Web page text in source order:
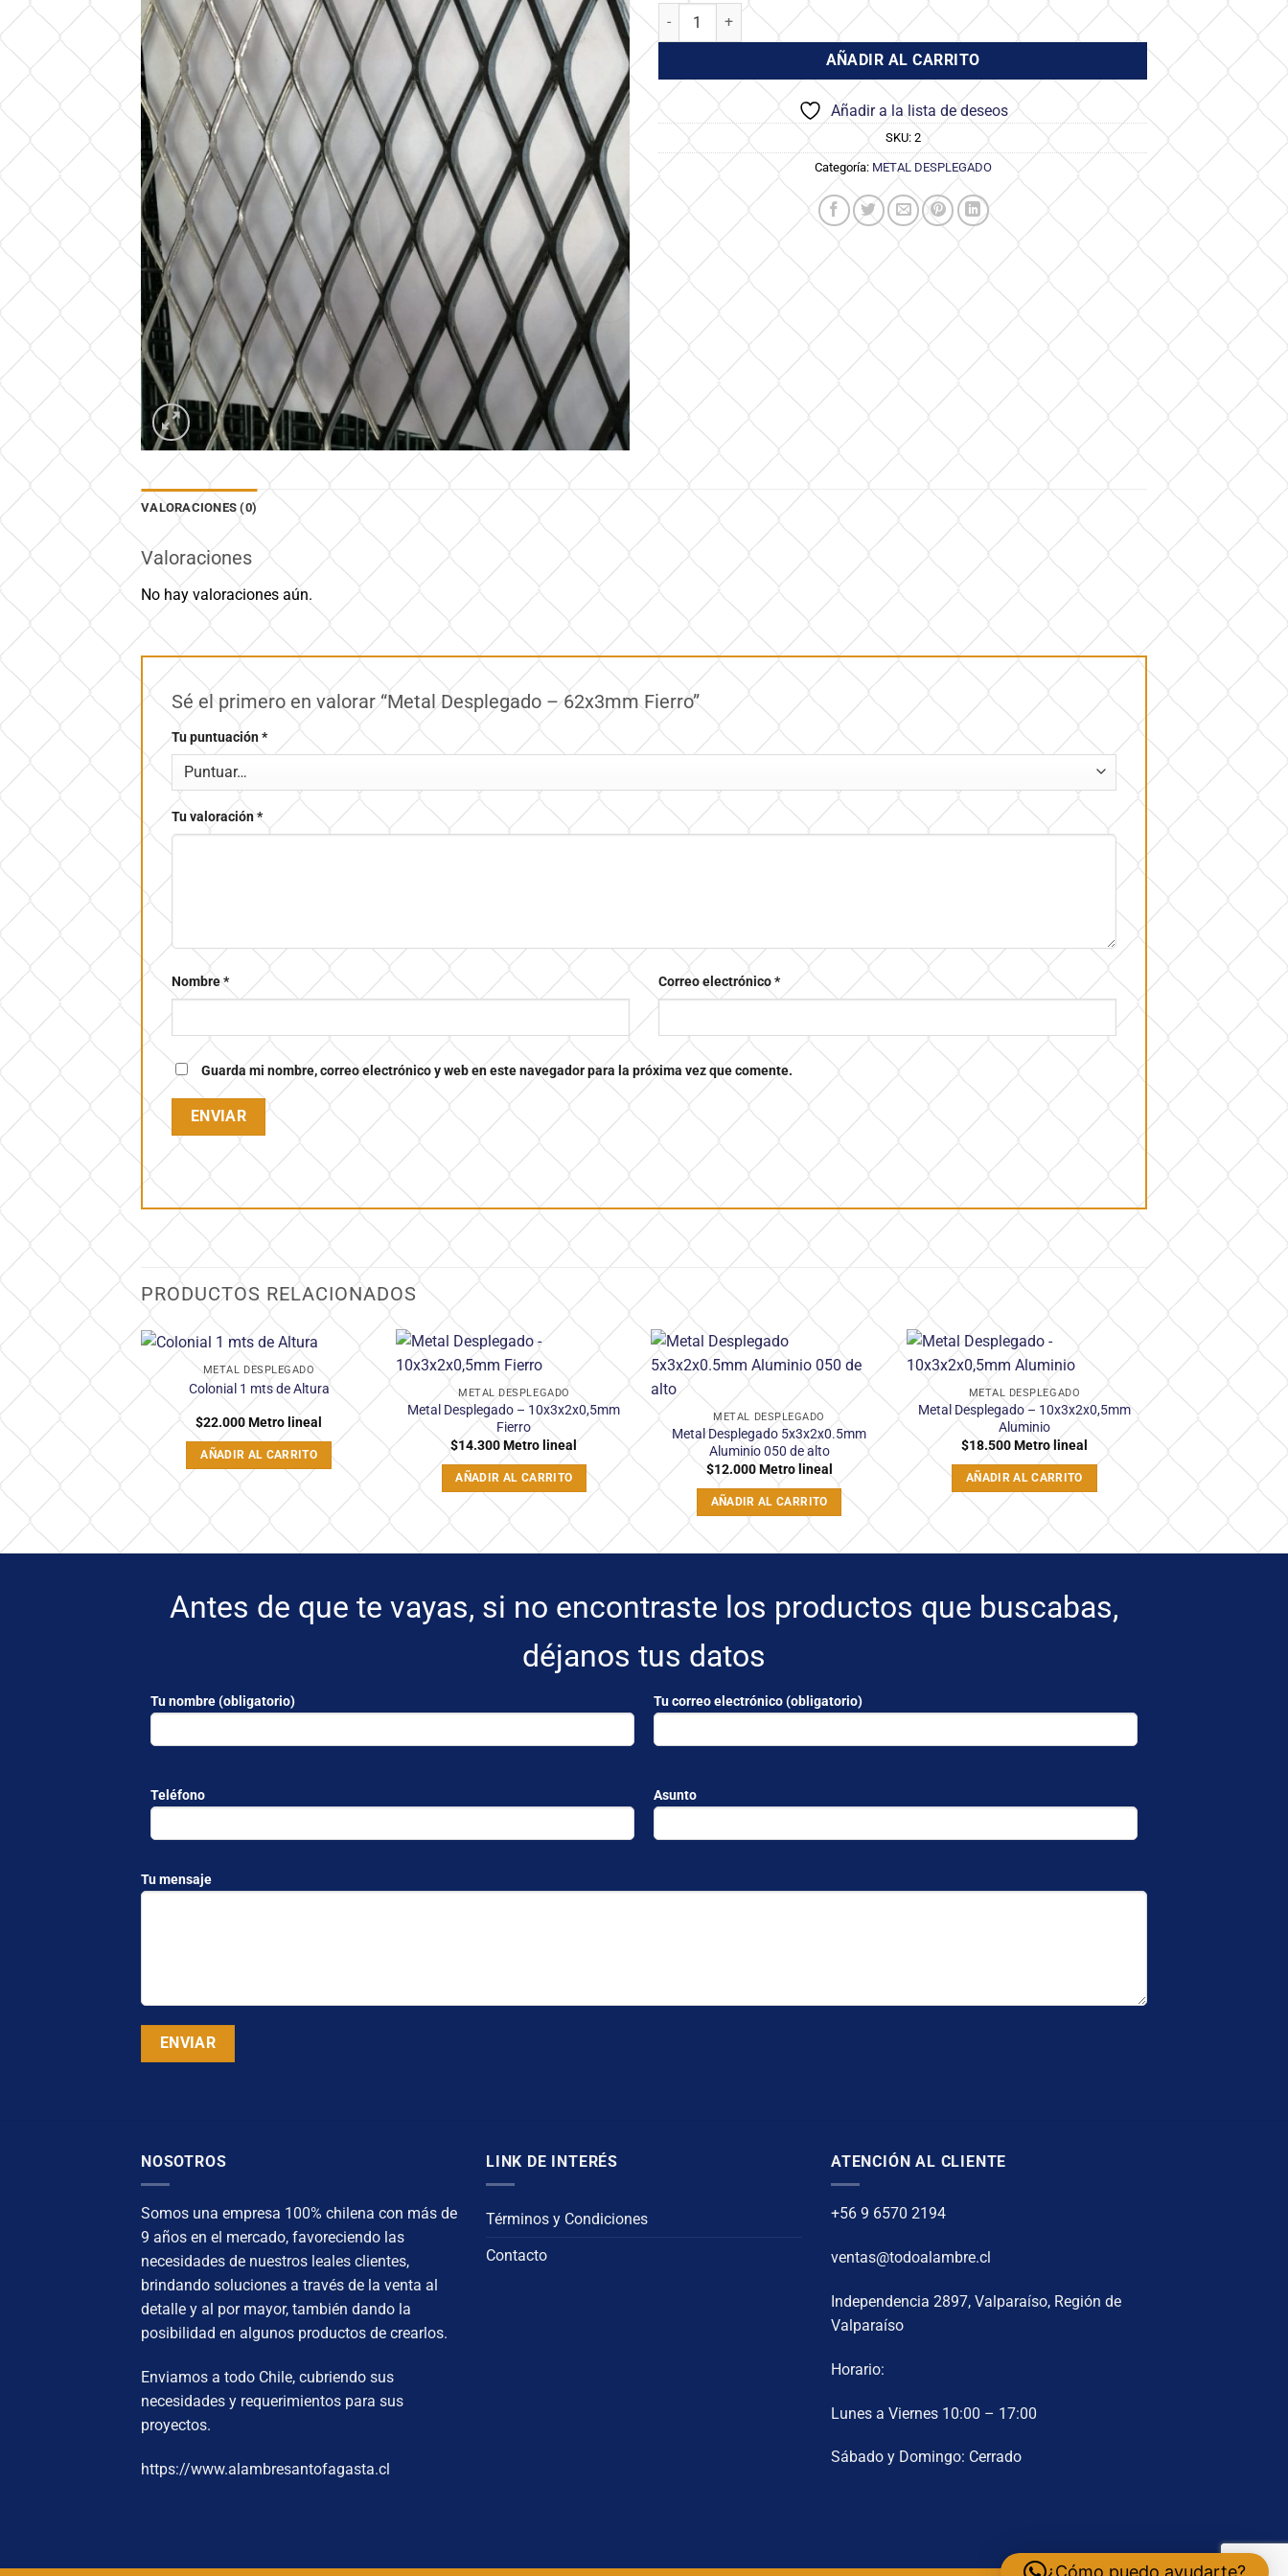
Metal Desplegado - 62x3mm Fierro cantidad
AÑADIR AL CARRITO
Añadir a la lista de deseos
SKU: 2
Categoría: METAL DESPLEGADO
VALORACIONES (0)
Valoraciones
No hay valoraciones aún.
Sé el primero en valorar “Metal Desplegado – 62x3mm Fierro”
Tu puntuación*
Tu valoración*
Nombre* Correo electrónico*
Guarda mi nombre, correo electrónico y web en este navegador para la próxima vez que comente.
PRODUCTOS RELACIONADOS
Añadir
a la
lista
deseos
METAL DESPLEGADO
Colonial 1 mts de Altura
$22.000Metro lineal
AÑADIR AL CARRITO
lista
de
deseos
METAL DESPLEGADO
Metal Desplegado – 10x3x2x0,5mm
Fierro
$14.300Metro lineal
AÑADIR AL CARRITO
Añadir
a la
lista
deseos
METAL DESPLEGADO
Metal Desplegado 5x3x2x0.5mm
Aluminio 050 de alto
$12.000Metro lineal
AÑADIR AL CARRITO
Añadir
a la
lista
deseos
METAL DESPLEGADO
Metal Desplegado – 10x3x2x0,5mm
Aluminio
$18.500Metro lineal
AÑADIR AL CARRITO
Antes de que te vayas, si no encontraste los productos que buscabas,
déjanos tus datos
Tu nombre (obligatorio) Tu correo electrónico (obligatorio)
Teléfono Asunto
Tu mensaje
NOSOTROS
Somos una empresa 100% chilena con más de
9 años en el mercado, favoreciendo las
necesidades de nuestros leales clientes,
brindando soluciones a través de la venta al
detalle y al por mayor, también dando la
posibilidad en algunos productos de crearlos.
Enviamos a todo Chile, cubriendo sus
necesidades y requerimientos para sus
proyectos.
https://www.alambresantofagasta.cl
LINK DE INTERÉS
Términos y Condiciones
Contacto
ATENCIÓN AL CLIENTE
+56 9 6570 2194
ventas@todoalambre.cl
Independencia 2897, Valparaíso, Región de
Valparaíso
Horario:
Lunes a Viernes 10:00 – 17:00
Sábado y Domingo: Cerrado
¿Cómo puedo ayudarte?